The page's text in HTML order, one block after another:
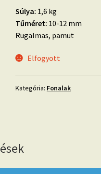
Súlya: 1,6 kg
Tűméret: 10-12 mm
Rugalmas, pamut
Elfogyott
Kategória: Fonalak